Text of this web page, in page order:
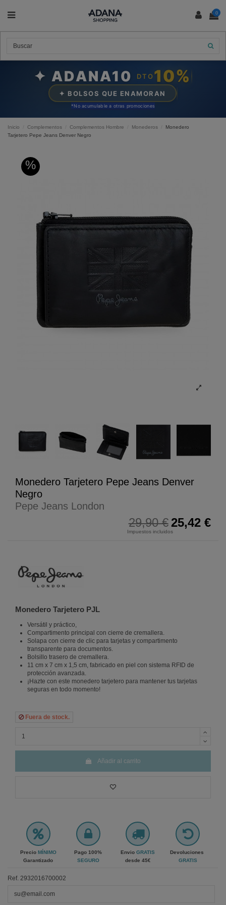
0
✦ ADANA10 DTO10%
✦ BOLSOS QUE ENAMORAN
*No acumulable a otras promociones
Inicio Complementos Complementos Hombre Monederos
Monedero
Tarjetero Pepe Jeans Denver Negro
%
Monedero Tarjetero Pepe Jeans Denver
Negro
Pepe Jeans London
29,90 € 25,42 €
Impuestos incluidos
Monedero Tarjetero PJL
Versátil y práctico,
Compartimento principal con cierre de cremallera.
Solapa con cierre de clic para tarjetas y compartimento
transparente para documentos.
Bolsillo trasero de cremallera.
11 cm x 7 cm x 1,5 cm, fabricado en piel con sistema RFID de
protección avanzada.
¡Hazte con este monedero tarjetero para mantener tus tarjetas
seguras en todo momento!
Fuera de stock.
Añadir al carrito
Precio MÍNIMO
Garantizado
Pago 100%
SEGURO
EnvioGRATIS
desde 45€
Devoluciones
GRATIS
Ref. 2932016700002